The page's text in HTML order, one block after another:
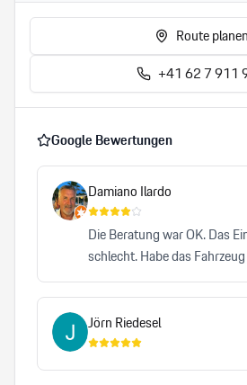
Route planen
+41 62 7 911
Google Bewertungen
Damiano Ilardo
Die Beratung war OK. Das
schlecht. Habe das
Jörn Riedesel